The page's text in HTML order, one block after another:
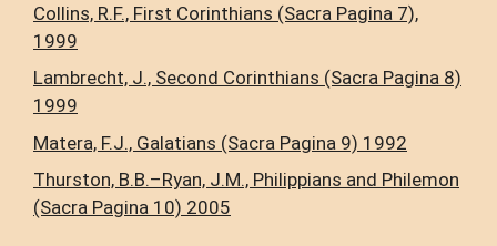
Collins, R.F., First Corinthians (Sacra Pagina 7),
1999
Lambrecht, J., Second Corinthians (Sacra Pagina 8)
1999
Matera, F.J., Galatians (Sacra Pagina 9) 1992
Thurston, B.B.–Ryan, J.M., Philippians and Philemon
(Sacra Pagina 10) 2005